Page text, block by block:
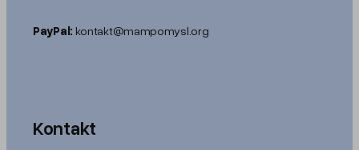
Kontakt
PayPal: kontakt@mampomysl.org